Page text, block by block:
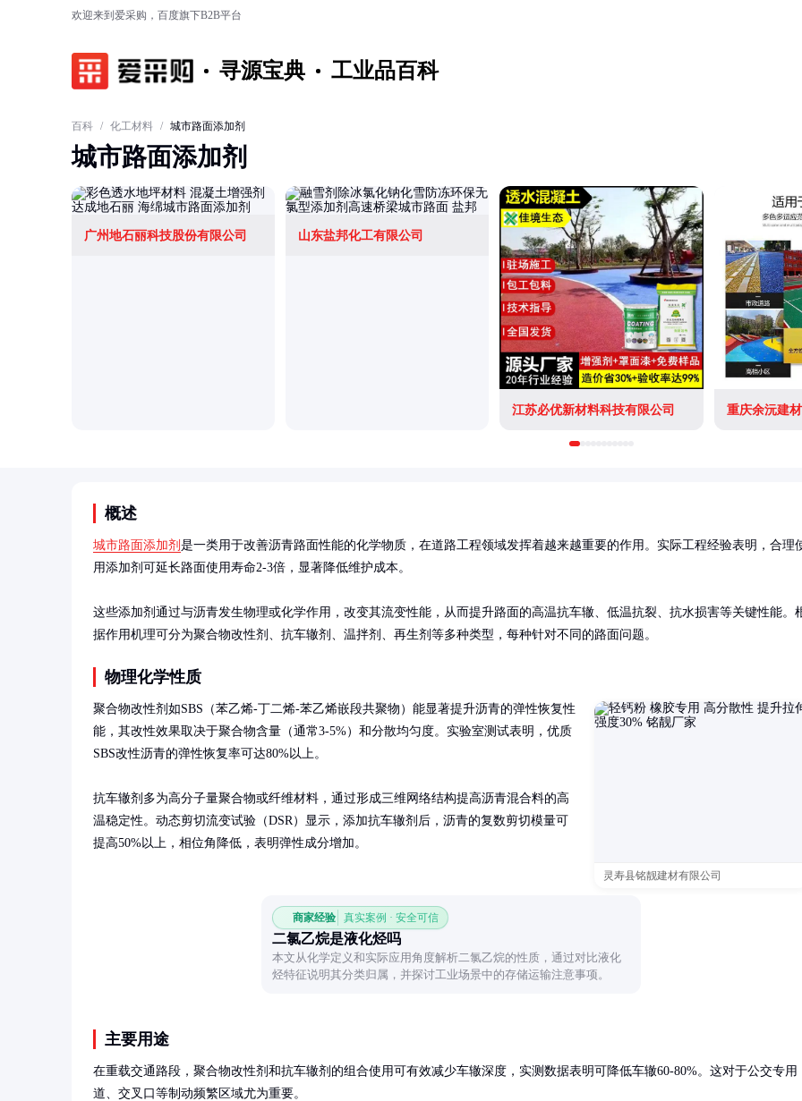
欢迎来到爱采购，百度旗下B2B平台
寻源宝典 工业品百科
百科 / 化工材料 / 城市路面添加剂
城市路面添加剂
广州地石丽科技股份有限公司 山东盐邦化工有限公司
江苏必优新材料科技有限公司 重庆余沅建
概述
城市路面添加剂 是一类用于改善沥青路面性能的化学物质，在道路工程领域发挥着越来越重要的作用。实际工程经验表明，合理
用添加剂可延长路面使用寿命2-3倍，显著降低维护成本。
这些添加剂通过与沥青发生物理或化学作用，改变其流变性能，从而提升路面的高温抗车辙、低温抗裂、抗水损害等关键性能。
据作用机理可分为聚合物改性剂、抗车辙剂、温拌剂、再生剂等多种类型，每种针对不同的路面问题。
物理化学性质
灵寿县铭靓建材有限公司
聚合物改性剂如SBS（苯乙烯-丁二烯-苯乙烯嵌段共聚物）能显著提升沥青的弹性恢复性
能，其改性效果取决于聚合物含量（通常3-5%）和分散均匀度。实验室测试表明，优质
SBS改性沥青的弹性恢复率可达80%以上。
抗车辙剂多为高分子量聚合物或纤维材料，通过形成三维网络结构提高沥青混合料的高
温稳定性。动态剪切流变试验（DSR）显示，添加抗车辙剂后，沥青的复数剪切模量可
提高50%以上，相位角降低，表明弹性成分增加。
商家经验 真实案例 · 安全可信
二氯乙烷是液化烃吗
本文从化学定义和实际应用角度解析二氯乙烷的性质，通过对比液化
烃特征说明其分类归属，并探讨工业场景中的存储运输注意事项。
主要用途
在重载交通路段，聚合物改性剂和抗车辙剂的组合使用可有效减少车辙深度，实测数据表明可降低车辙60-80%。这对于公交专用
道、交叉口等制动频繁区域尤为重要。